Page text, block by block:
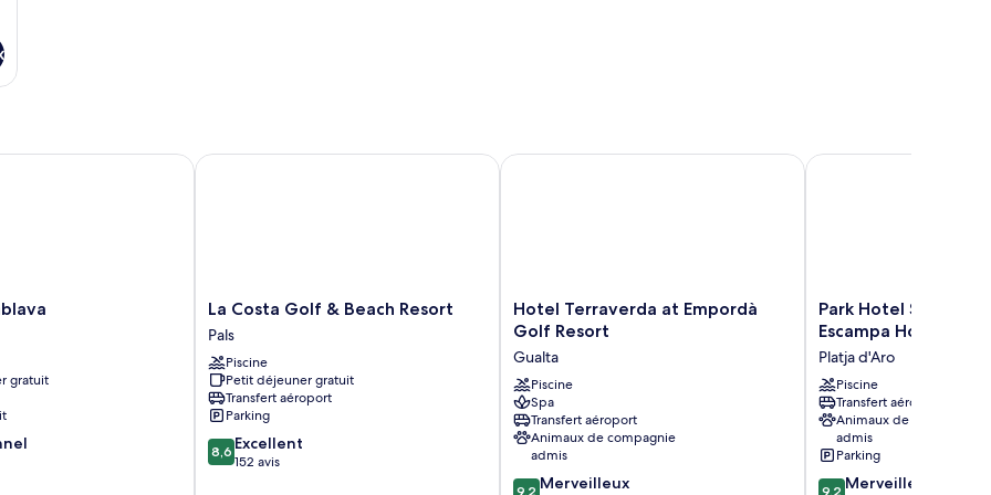
gratuit
La
Costa
Golf
&
Beach
Resort
Pals
La Costa Golf & Beach Resort
Pals
Piscine
Petit déjeuner gratuit
Transfert aéroport
Parking
8.6
sur
8,6 Excellent
152 avis
La Costa Golf & Beach Resort
Hotel
Terraverda
Empordà
Golf
Resort
Gualta
Hotel Terraverda at Empordà
Golf Resort
Gualta
Piscine
Spa
Transfert aéroport
Animaux de compagnie
admis
9.2
9,2 Merveilleux
Hotel Terraverda at Empordà Golf Resort
Park
Hotel
Jorge
&
Spa
by
Escampa
Hotels
Platja
Park Hotel San
Escampa Hotels
Platja d'Aro
Piscine
Transfert aéroport
Animaux de compagnie
admis
Parking
9.2
9,2 Merveilleux
Park Hotel San Jorge